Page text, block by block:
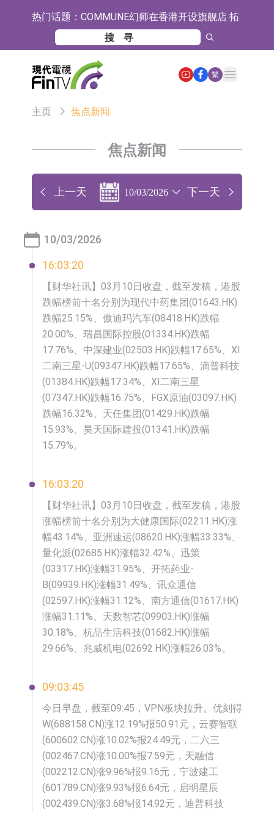
热门话题： COMMUNE幻师在香港开设旗舰店 拓
展海外市场
香港交易所：委任何洸毅为董事总经
理及集团战略主管
【异动股】港股跌幅榜前十，谊和股
份(01703.HK)跌80.71%，天瑞汽车内
饰(06162.HK)跌62.50%
【异动股】港股涨幅榜前十，辰兴发
展(02286.HK)涨+263.21%，德合集团
格林美：目前公司印尼青美邦园区的
级镍粉的技术研发与产业化准备工作
宝明科技：HVLP4/5铜箔主要技术指
标已完成厂内验证 正布局向下游客户
送样
ST豆神：成立全资公司北京豆神智算
及香港豆神智算 正积极开拓相关业务
卓悦控股(00653.HK)跌44% 建议股份
30合1 与云累大吉启动战略合作
日韩股市双双收涨
【异动股】保健品板块下挫，ST交昂
(600530.CN)跌10.02%
【异动股】半导体设备板块拉升，中
微公司(688012.CN)涨14.22%
【异动股】港股跌幅榜前十，谊和股
份(01703.HK)跌80.95%，天瑞汽车内
饰(06162.HK)跌52.25%
【异动股】港股涨幅榜前十，辰兴发
展(02286.HK)涨+282.08%，德合集团
(00368.HK)涨+120.83%
【异动股】特色药板块下挫，同仁堂
(600085.CN)跌2.83%
【异动股】国有大型银行Ⅲ板块下
挫，农业银行(601288.CN)跌2.27%
【异动股】高带宽内存板块拉升，中
车内饰(06162.HK)跌18.00%，德信服
务集团(02215.HK)跌16.33%
【异动股】港股涨幅榜前十，中国智
能健康(00348.HK)涨+93.33%，上善
黄金(01939.HK)涨+40.54%
繁
Open main menu
主页 焦点新闻
焦点新闻
上一天 下一天
10/03/2026
10/03/2026
16:03:20
【财华社讯】03月10日收盘，截至发稿，港股
跌幅榜前十名分别为现代中药集团(01643.HK)
跌幅25.15%、傲迪玛汽车(08418.HK)跌幅
20.00%、瑞昌国际控股(01334.HK)跌幅
17.76%、中深建业(02503.HK)跌幅17.65%、XI
二南三星-U(09347.HK)跌幅17.65%、滴普科技
(01384.HK)跌幅17.34%、XI二南三星
(07347.HK)跌幅16.75%、FGX原油(03097.HK)
跌幅16.32%、天任集团(01429.HK)跌幅
15.93%、昊天国际建投(01341.HK)跌幅
15.79%。
16:03:20
【财华社讯】03月10日收盘，截至发稿，港股
涨幅榜前十名分别为大健康国际(02211.HK)涨
幅43.14%、亚洲速运(08620.HK)涨幅33.33%、
量化派(02685.HK)涨幅32.42%、迅策
(03317.HK)涨幅31.95%、开拓药业-
B(09939.HK)涨幅31.49%、讯众通信
(02597.HK)涨幅31.12%、南方通信(01617.HK)
涨幅31.11%、天数智芯(09903.HK)涨幅
30.18%、杭品生活科技(01682.HK)涨幅
29.66%、兆威机电(02692.HK)涨幅26.03%。
09:03:45
今日早盘，截至09:45，VPN板块拉升。优刻得
W(688158.CN)涨12.19%报50.91元，云赛智联
(600602.CN)涨10.02%报24.49元，二六三
(002467.CN)涨10.00%报7.59元，天融信
(002212.CN)涨9.96%报9.16元，宁波建工
(601789.CN)涨9.93%报6.64元，启明星辰
(002439.CN)涨3.68%报14.92元，迪普科技